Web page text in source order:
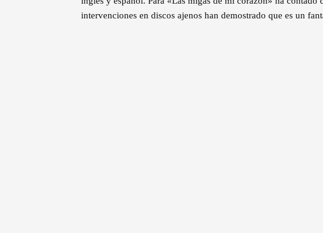
intervenciones en discos ajenos han demostrado que es un